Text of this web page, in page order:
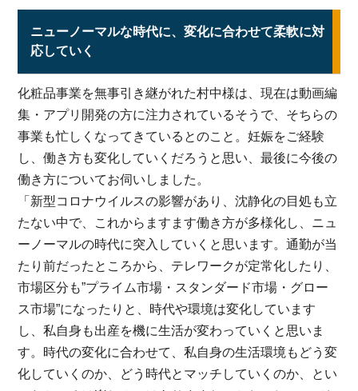
ニューノーマルな時代に、変化に合わせて柔軟に対
応していく
化粧品事業を無事引き継がれた村中様は、現在は動画編
集・アプリ開発の方に注力されているそうで、そちらの
事業も忙しくなってきているとのこと。妊娠をご経験
し、働き方も変化していくだろうと思い、最後に今後の
働き方についてお伺いしました。
「新型コロナウイルスの影響があり、沈静化の目処も立
たない中で、これからますます働き方が多様化し、ニュ
ーノーマルの時代に突入していくと思います。通勤が当
たり前だったところから、テレワークが定常化したり、
市場区分も”プライム市場・スタンダード市場・グロー
ス市場”になったりと、時代や環境は変化しています
し、私自身も出産を機に生活が変わっていくと思いま
す。時代の変化に合わせて、私自身の生活環境もどう変
化していくのか、どう時代とマッチしていくのか、とい